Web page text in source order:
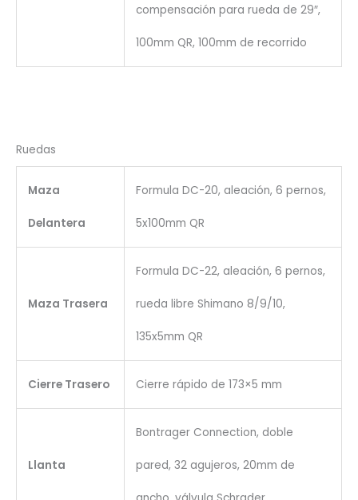
compensación para rueda de 29″,
100mm QR, 100mm de recorrido
Ruedas
Maza
Delantera
Formula DC-20, aleación, 6 pernos,
5x100mm QR
Maza Trasera
Formula DC-22, aleación, 6 pernos,
rueda libre Shimano 8/9/10,
135x5mm QR
Cierre Trasero Cierre rápido de 173×5 mm
Llanta
Bontrager Connection, doble
pared, 32 agujeros, 20mm de